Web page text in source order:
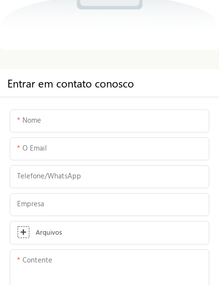
Entrar em contato conosco
Nome
O Email
Telefone/WhatsApp
Empresa
Arquivos
Contente